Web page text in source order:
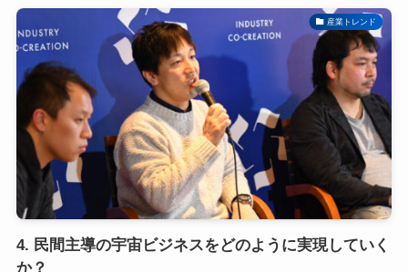
産業トレンド
4. 民間主導の宇宙ビジネスをどのように実現していく
か？